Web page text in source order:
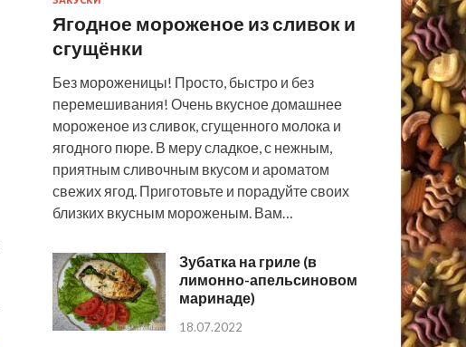
Ягодное мороженое из сливок и
сгущёнки
Без мороженицы! Просто, быстро и без
перемешивания! Очень вкусное домашнее
мороженое из сливок, сгущенного молока и
ягодного пюре. В меру сладкое, с нежным,
приятным сливочным вкусом и ароматом
свежих ягод. Приготовьте и порадуйте своих
близких вкусным мороженым. Вам…
Зубатка на гриле (в
лимонно-апельсиновом
маринаде)
18.07.2022